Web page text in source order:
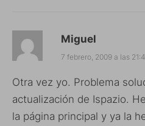
Miguel
7 febrero, 2009 a las
Otra vez yo. Problema
actualización de Ispazio.
la página principal y ya la